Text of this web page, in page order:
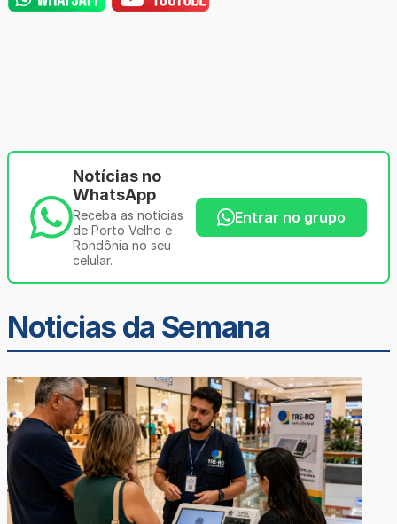
Notícias no
WhatsApp
Receba as notícias
de Porto Velho e
Rondônia no seu
celular.
Entrar no grupo
Noticias da Semana